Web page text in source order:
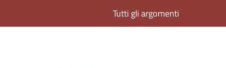
Tutti gli argomenti